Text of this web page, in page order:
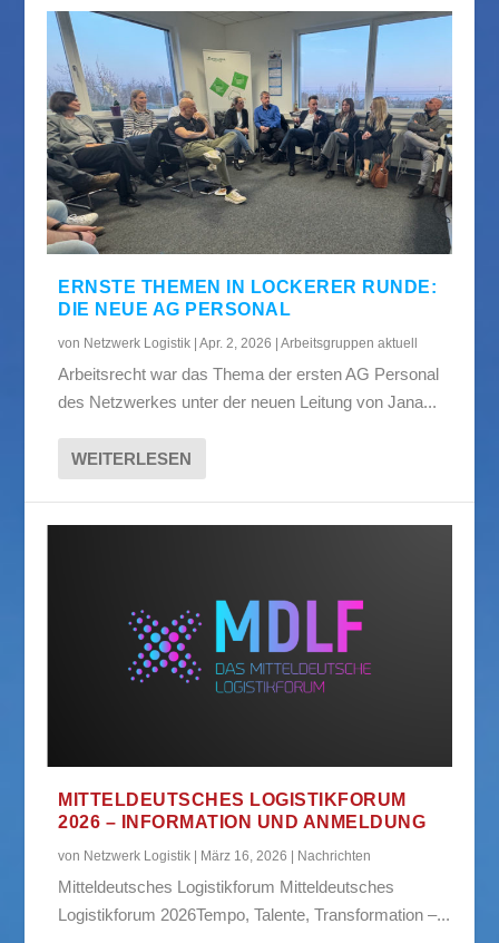
ERNSTE THEMEN IN LOCKERER RUNDE:
DIE NEUE AG PERSONAL
von Netzwerk Logistik |Apr. 2, 2026 |Arbeitsgruppen aktuell
Arbeitsrecht war das Thema der ersten AG Personal
des Netzwerkes unter der neuen Leitung von Jana...
WEITERLESEN
MITTELDEUTSCHES LOGISTIKFORUM
2026 – INFORMATION UND ANMELDUNG
von Netzwerk Logistik März 16, 2026 Nachrichten
Mitteldeutsches Logistikforum Mitteldeutsches
Logistikforum 2026Tempo, Talente, Transformation –...